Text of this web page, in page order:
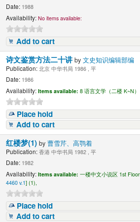
Date: 1988
Availability: No items available:
Add to cart
诗文鉴赏方法二十讲by文史知识编辑部编
Publication: 北京 中华书局 1986 , 平
Date: 1986
Availability: Items available: 8 语言文学（二楼 K~N
Place hold
Add to cart
红楼梦(1)by曹雪芹、高鹗着
Publication: 香港 中华书局 1982 , 平
Date: 1982
Availability: Items available: 一楼中文小说区 1st
4460 v.1] (1),
Place hold
Add to cart